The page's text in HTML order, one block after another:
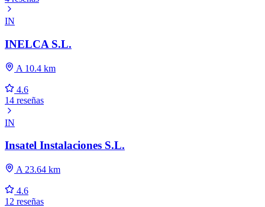
IN
INELCA S.L.
A 10.4 km
4.6
14 reseñas
IN
Insatel Instalaciones S.L.
A 23.64 km
4.6
12 reseñas